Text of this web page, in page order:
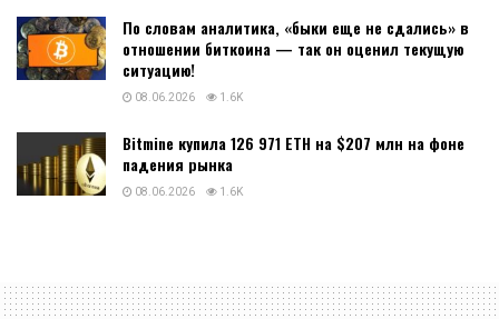
По словам аналитика, «быки еще не сдались» в
отношении биткоина — так он оценил текущую
ситуацию!
08.06.2026 1.6K
Bitmine купила 126 971 ETH на $207 млн на фоне
падения рынка
08.06.2026 1.6K